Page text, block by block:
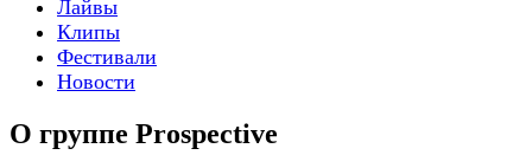
Лайвы
Клипы
Фестивали
Новости
О группе Prospective